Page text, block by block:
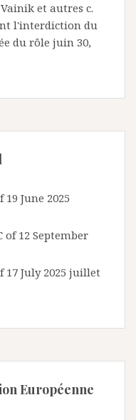
et autres c.
l'interdiction du
du rôle juin 30,
19 June 2025
of 12 September
17 July 2025 juillet
Européenne